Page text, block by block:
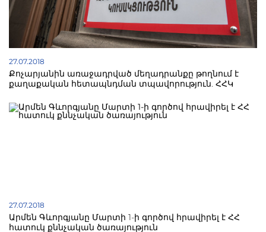
27.07.2018
Քոչարյանին առաջադրված մեղադրանքը թողնում է
քաղաքական հետապնդման տպավորություն. ՀՀԿ
27.07.2018
Արմեն Գևորգյանը Մարտի 1-ի գործով հրավիրել է ՀՀ
հատուկ քննչական ծառայություն